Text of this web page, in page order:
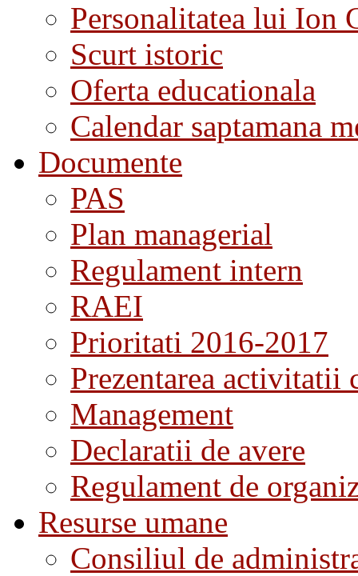
Personalitatea lui Ion
Scurt istoric
Oferta educationala
Calendar saptamana
Documente
PAS
Plan managerial
Regulament intern
RAEI
Prioritati 2016-2017
Prezentarea activitatii
Management
Declaratii de avere
Regulament de
Resurse umane
Consiliul de